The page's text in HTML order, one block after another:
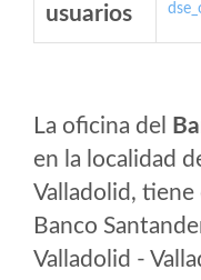
usuarios
La oficina del
en la localidad
Valladolid,
Banco
Valladolid -